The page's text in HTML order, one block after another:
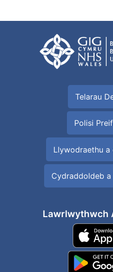
Telarau
Polisi
Llywodraethu a
Cydraddoldeb
Lawrlwythwch